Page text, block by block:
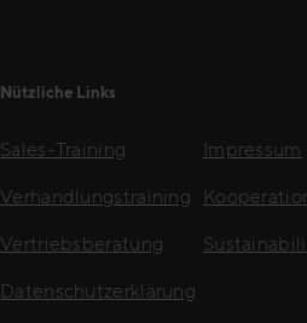
Nützliche Links
Sales-Training
Verhandlungstraining
Vertriebsberatung
Datenschutzerklärung
Impressum